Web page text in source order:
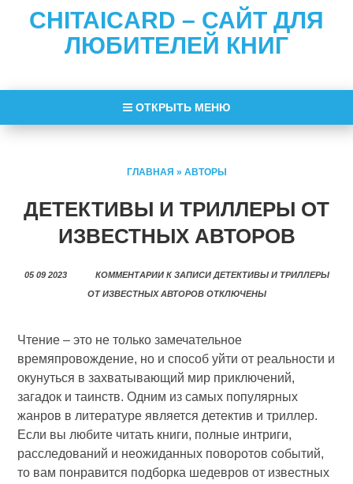
CHITAICARD – САЙТ ДЛЯ
ЛЮБИТЕЛЕЙ КНИГ
ОТКРЫТЬ МЕНЮ
ГЛАВНАЯ » АВТОРЫ
ДЕТЕКТИВЫ И ТРИЛЛЕРЫ ОТ
ИЗВЕСТНЫХ АВТОРОВ
05 09 2023 КОММЕНТАРИИК ЗАПИСИ ДЕТЕКТИВЫ И ТРИЛЛЕРЫ
ОТ ИЗВЕСТНЫХ АВТОРОВОТКЛЮЧЕНЫ
Чтение – это не только замечательное
времяпровождение, но и способ уйти от реальности и
окунуться в захватывающий мир приключений,
загадок и таинств. Одним из самых популярных
жанров в литературе является детектив и триллер.
Если вы любите читать книги, полные интриги,
расследований и неожиданных поворотов событий,
то вам понравится подборка шедевров от известных